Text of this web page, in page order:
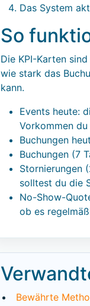
Das System
So
Die KPI-Karten
wie stark das
kann.
Events heute:
Vorkommen
Buchungen
Buchungen (7
Stornierungen
solltest du die
No-Show-
ob es
Bewährte